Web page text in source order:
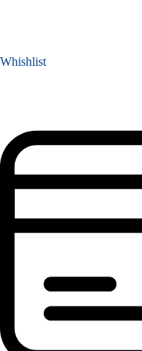
Whishlist